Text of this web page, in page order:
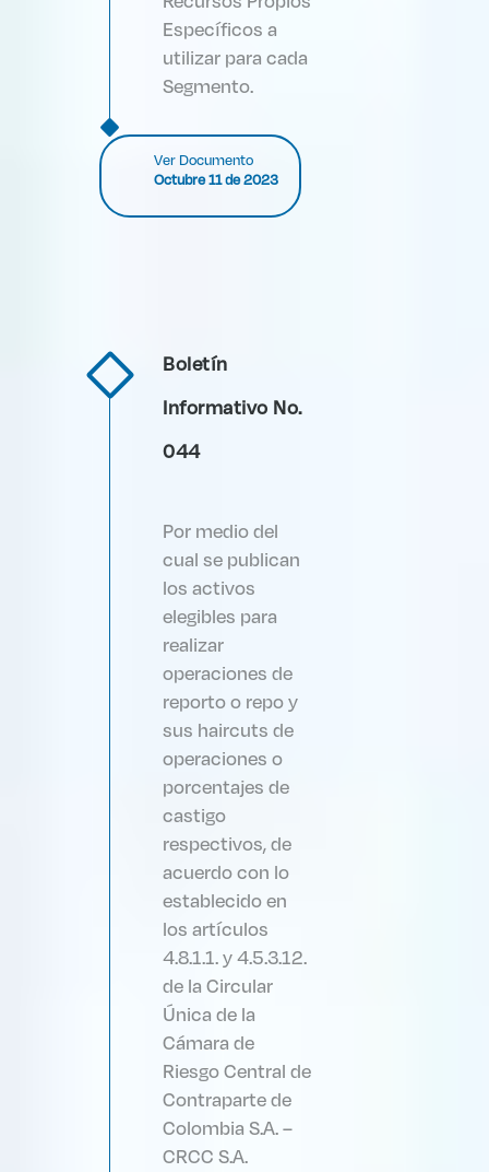
Específicos a
utilizar para cada
Segmento.
Ver Documento
Octubre 11 de 2023
Boletín
Informativo No.
044
Por medio del
cual se publican
los activos
elegibles para
realizar
operaciones de
reporto o repo y
sus haircuts de
operaciones o
porcentajes de
castigo
respectivos, de
acuerdo con lo
establecido en
los artículos
4.8.1.1. y 4.5.3.12.
de la Circular
Única de la
Cámara de
Riesgo Central de
Contraparte de
Colombia S.A. –
CRCC S.A.